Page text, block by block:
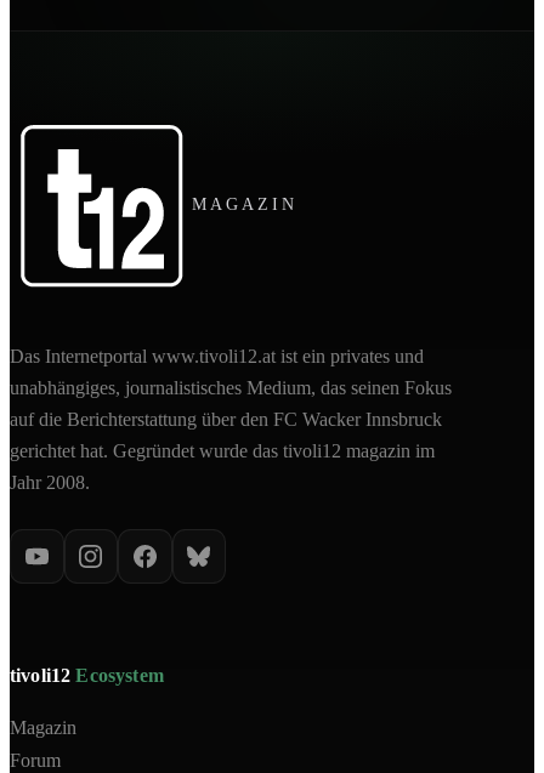
MAGAZIN
Das Internetportal www.tivoli12.at ist ein privates und
unabhängiges, journalistisches Medium, das seinen Fokus
auf die Berichterstattung über den FC Wacker Innsbruck
gerichtet hat. Gegründet wurde das tivoli12 magazin im
Jahr 2008.
tivoli12Ecosystem
Magazin
Forum